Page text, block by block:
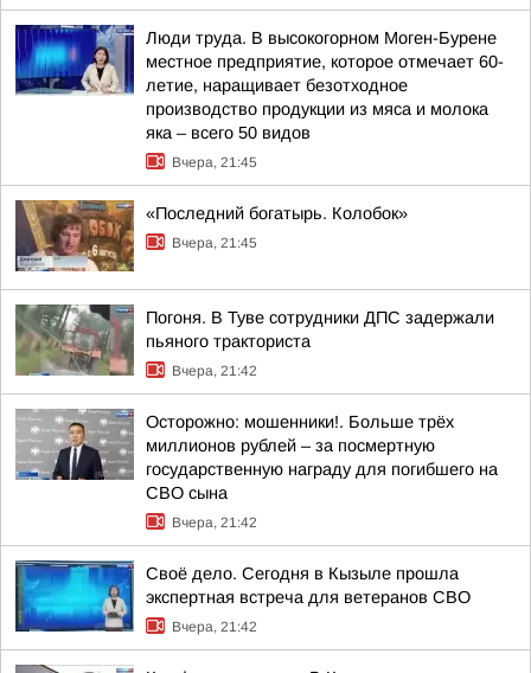
Люди труда. В высокогорном Моген-Бурене
местное предприятие, которое отмечает 60-
летие, наращивает безотходное
производство продукции из мяса и молока
яка – всего 50 видов
Вчера, 21:45
«Последний богатырь. Колобок»
Вчера, 21:45
Погоня. В Туве сотрудники ДПС задержали
пьяного тракториста
Вчера, 21:42
Осторожно: мошенники!. Больше трёх
миллионов рублей – за посмертную
государственную награду для погибшего на
СВО сына
Вчера, 21:42
Своё дело. Сегодня в Кызыле прошла
экспертная встреча для ветеранов СВО
Вчера, 21:42